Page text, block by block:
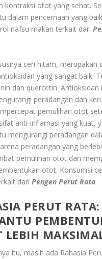
kontraksi otot yang sehat.
dalam pencernaan yang
nafsu makan terkait dari
ceri hitam, merupakan
yang sangat baik.
dan quercetin.
peradangan dan
pemulihan otot
anti-inflamasi yang kuat,
mengurangi peradangan
peradangan yang
pemulihan otot dan
otot. Konsumsi
dariPengen Perut Rata.
PERUT
LEBIH
itu, masih ada Rahasia